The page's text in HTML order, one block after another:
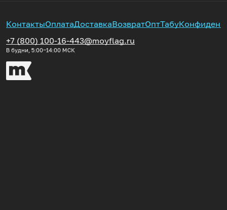
КонтактыОплатаДоставкаВозвратОптТабу
+7 (800) 100-16-44
В будни, 5:00‒14:00 МСК
3@moyflag.ru